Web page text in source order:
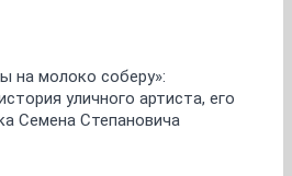
на молоко соберу»:
уличного артиста, его
Семена Степановича